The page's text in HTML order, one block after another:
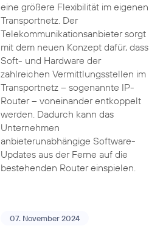
eine größere Flexibilität im eigenen
Transportnetz. Der
Telekommunikationsanbieter sorgt
mit dem neuen Konzept dafür, dass
Soft- und Hardware der
zahlreichen Vermittlungsstellen im
Transportnetz – sogenannte IP-
Router – voneinander entkoppelt
werden. Dadurch kann das
Unternehmen
anbieterunabhängige Software-
Updates aus der Ferne auf die
bestehenden Router einspielen.
07. November 2024